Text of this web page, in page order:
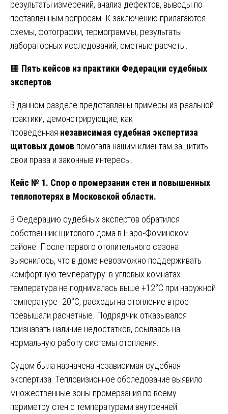
результаты измерений, анализ дефектов, выводы по
поставленным вопросам. К заключению прилагаются
схемы, фотографии, термограммы, результаты
лабораторных исследований, сметные расчеты.
🟧 Пять кейсов из практики Федерации судебных
экспертов
В данном разделе представлены примеры из реальной
практики, демонстрирующие, как
проведенная независимая судебная экспертиза
щитовых домов помогала нашим клиентам защитить
свои права и законные интересы.
Кейс № 1. Спор о промерзании стен и повышенных
теплопотерях в Московской области.
В Федерацию судебных экспертов обратился
собственник щитового дома в Наро-Фоминском
районе. После первого отопительного сезона
выяснилось, что в доме невозможно поддерживать
комфортную температуру: в угловых комнатах
температура не поднималась выше +12°C при наружной
температуре -20°C, расходы на отопление втрое
превышали расчетные. Подрядчик отказывался
признавать наличие недостатков, ссылаясь на
нормальную работу системы отопления.
Судом была назначена независимая судебная
экспертиза. Тепловизионное обследование выявило
множественные зоны промерзания по всему
периметру стен с температурами внутренней